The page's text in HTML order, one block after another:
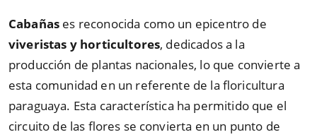
Cabañas es reconocida como un epicentro de
viveristas y horticultores, dedicados a la
producción de plantas nacionales, lo que convierte a
esta comunidad en un referente de la floricultura
paraguaya. Esta característica ha permitido que el
circuito de las flores se convierta en un punto de